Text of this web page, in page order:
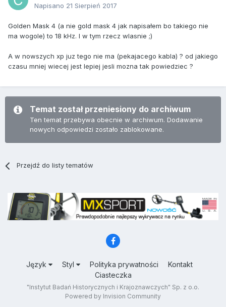
Napisano 21 Sierpień 2017
Golden Mask 4 (a nie gold mask 4 jak napisałem bo takiego nie
ma wogole) to 18 kHz. I w tym rzecz wlasnie ;)
A w nowszych xp juz tego nie ma (pekajacego kabla) ? od jakiego
czasu mniej wiecej jest lepiej jesli mozna tak powiedziec ?
Temat został przeniesiony do archiwum
Ten temat przebywa obecnie w archiwum. Dodawanie
nowych odpowiedzi zostało zablokowane.
Przejdź do listy tematów
Język Styl Polityka prywatności
Kontakt
Ciasteczka
"Instytut Badań Historycznych i Krajoznawczych" Sp. z o.o.
Powered by Invision Community